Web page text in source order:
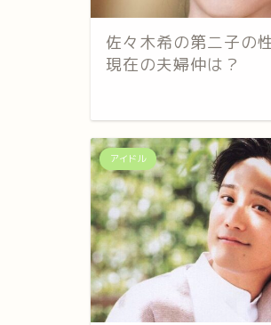
佐々木希の第二子の
現在の夫婦仲は？
アイドル